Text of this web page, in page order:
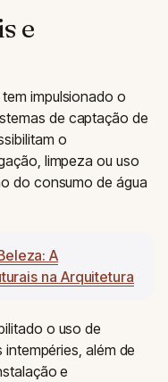
e
impulsionado o
de captação de
o
limpeza ou uso
do consumo de água
A
na Arquitetura
o uso de
além de
e